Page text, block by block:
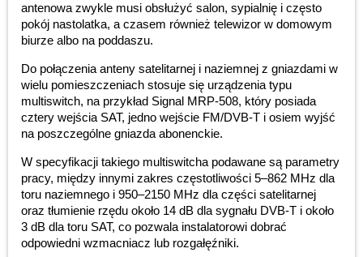
antenowa zwykle musi obsłużyć salon, sypialnię i często
pokój nastolatka, a czasem również telewizor w domowym
biurze albo na poddaszu.
Do połączenia anteny satelitarnej i naziemnej z gniazdami w
wielu pomieszczeniach stosuje się urządzenia typu
multiswitch, na przykład Signal MRP-508, który posiada
cztery wejścia SAT, jedno wejście FM/DVB-T i osiem wyjść
na poszczególne gniazda abonenckie.
W specyfikacji takiego multiswitcha podawane są parametry
pracy, między innymi zakres częstotliwości 5–862 MHz dla
toru naziemnego i 950–2150 MHz dla części satelitarnej
oraz tłumienie rzędu około 14 dB dla sygnału DVB-T i około
3 dB dla toru SAT, co pozwala instalatorowi dobrać
odpowiedni wzmacniacz lub rozgałęźniki.